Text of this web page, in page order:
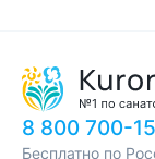
8 800 700-
Бесплатно по